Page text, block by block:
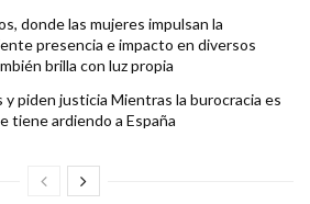
donde las mujeres impulsan la
presencia e impacto en diversos
brilla con luz propia
y piden justicia Mientras la burocracia es
tiene ardiendo a España